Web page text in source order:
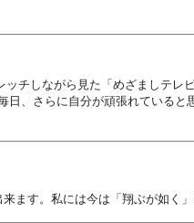
チしながら見た「めざましテレ
、さらに自分が頑張れている
ます。私には今は「翔ぶが如く」